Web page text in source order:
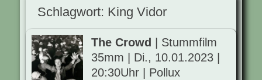
Schlagwort: King Vidor
The Crowd
| Stummfilm
35mm | Di., 10.01.2023 |
20:30Uhr | Pollux